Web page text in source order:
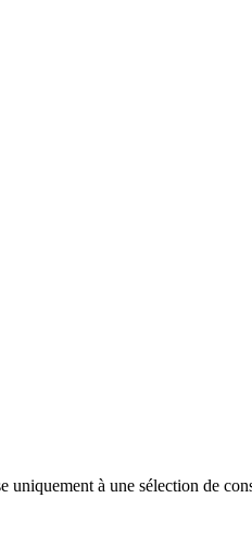
à une sélection de